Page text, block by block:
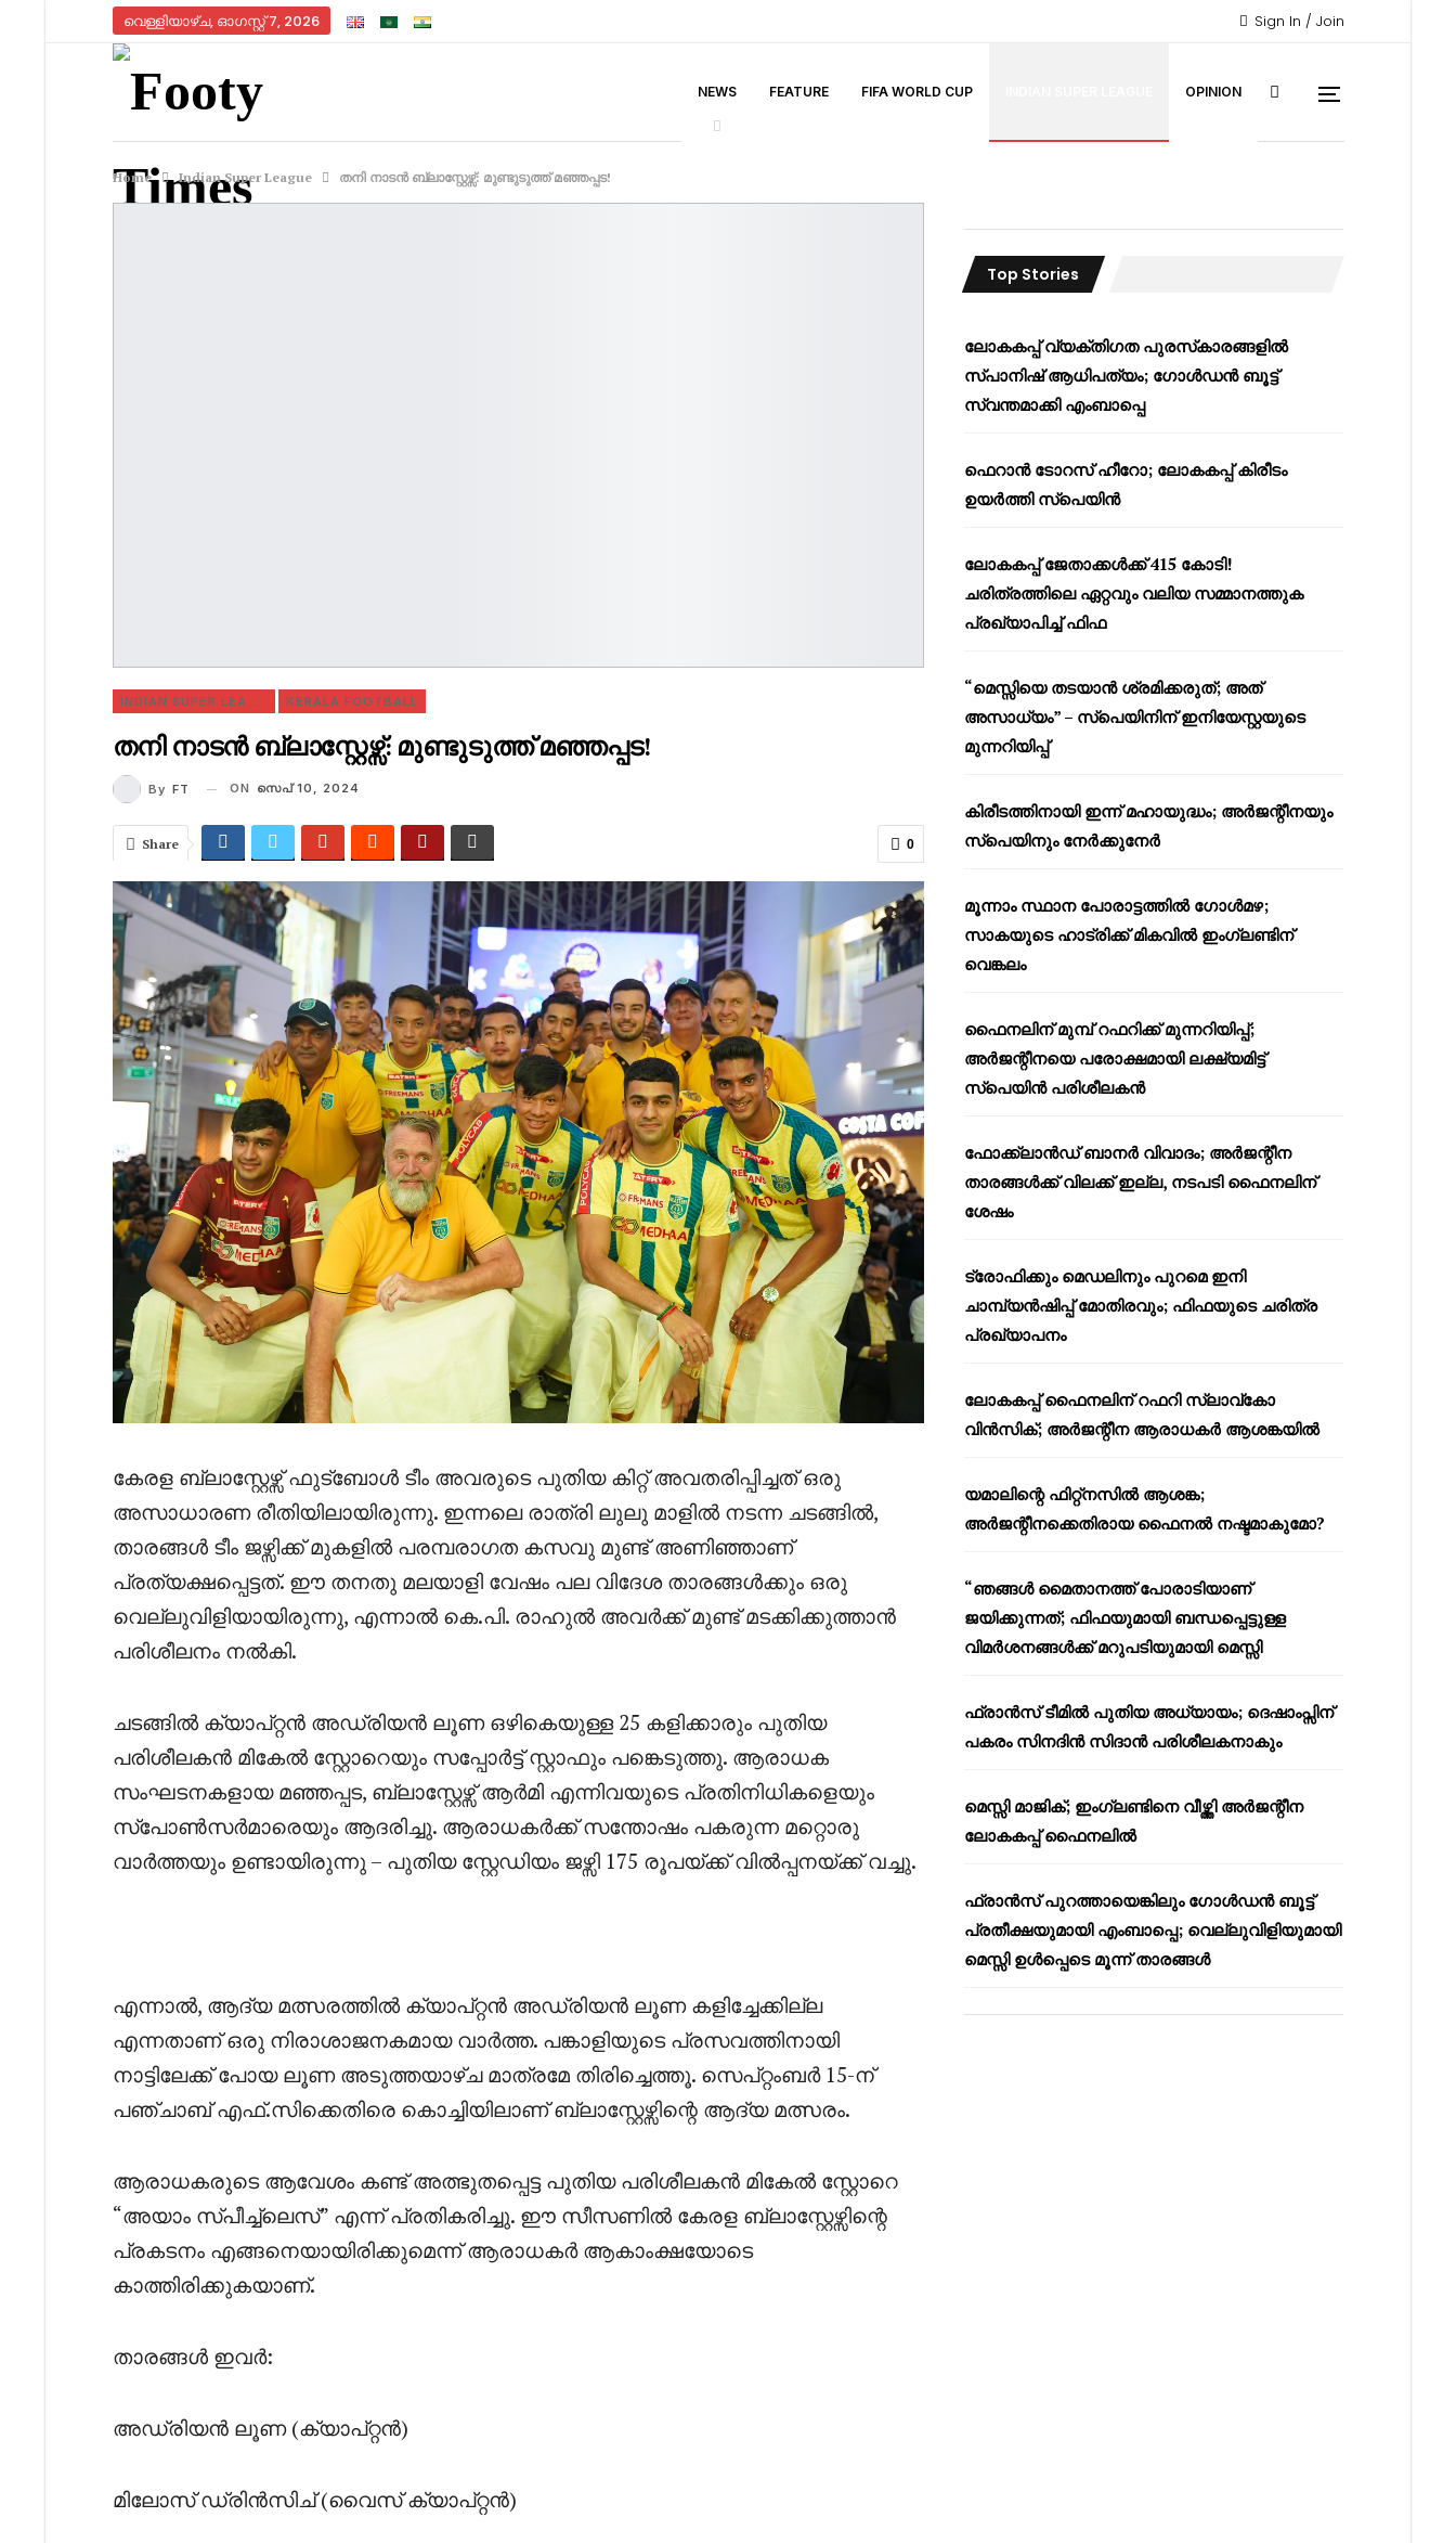
Sign In / Join
വെള്ളിയാഴ്‌ച, ഓഗസ്റ്റ്‌ 7, 2026
NEWS FEATURE FIFA WORLD CUP OPINION
Home Indian Super League തനി നാടൻ ബ്ലാസ്റ്റേഴ്സ്: മുണ്ടുടുത്ത് മഞ്ഞപ്പട!
INDIAN SUPER LEAGUE KERALA FOOTBALL
തനി നാടൻ ബ്ലാസ്റ്റേഴ്സ്: മുണ്ടുടുത്ത് മഞ്ഞപ്പട!
By FT ON സെപ് 10, 2024
0
Share
കേരള ബ്ലാസ്റ്റേഴ്സ് ഫുട്ബോൾ ടീം അവരുടെ പുതിയ കിറ്റ് അവതരിപ്പിച്ചത് ഒരു
അസാധാരണ രീതിയിലായിരുന്നു. ഇന്നലെ രാത്രി ലുലു മാളിൽ നടന്ന ചടങ്ങിൽ,
താരങ്ങൾ ടീം ജഴ്സിക്ക് മുകളിൽ പരമ്പരാഗത കസവു മുണ്ട് അണിഞ്ഞാണ്
പ്രത്യക്ഷപ്പെട്ടത്. ഈ തനതു മലയാളി വേഷം പല വിദേശ താരങ്ങൾക്കും ഒരു
വെല്ലുവിളിയായിരുന്നു, എന്നാൽ കെ.പി. രാഹുൽ അവർക്ക് മുണ്ട് മടക്കിക്കുത്താൻ
പരിശീലനം നൽകി.
ചടങ്ങിൽ ക്യാപ്റ്റൻ അഡ്രിയൻ ലൂണ ഒഴികെയുള്ള 25 കളിക്കാരും പുതിയ
പരിശീലകൻ മികേൽ സ്റ്റോറെയും സപ്പോർട്ട് സ്റ്റാഫും പങ്കെടുത്തു. ആരാധക
സംഘടനകളായ മഞ്ഞപ്പട, ബ്ലാസ്റ്റേഴ്സ് ആർമി എന്നിവയുടെ പ്രതിനിധികളെയും
സ്പോൺസർമാരെയും ആദരിച്ചു. ആരാധകർക്ക് സന്തോഷം പകരുന്ന മറ്റൊരു
വാർത്തയും ഉണ്ടായിരുന്നു – പുതിയ സ്റ്റേഡിയം ജഴ്സി 175 രൂപയ്ക്ക് വിൽപ്പനയ്ക്ക് വച്ചു.
എന്നാൽ, ആദ്യ മത്സരത്തിൽ ക്യാപ്റ്റൻ അഡ്രിയൻ ലൂണ കളിച്ചേക്കില്ല
എന്നതാണ് ഒരു നിരാശാജനകമായ വാർത്ത. പങ്കാളിയുടെ പ്രസവത്തിനായി
നാട്ടിലേക്ക് പോയ ലൂണ അടുത്തയാഴ്ച മാത്രമേ തിരിച്ചെത്തൂ. സെപ്റ്റംബർ 15-ന്
പഞ്ചാബ് എഫ്.സിക്കെതിരെ കൊച്ചിയിലാണ് ബ്ലാസ്റ്റേഴ്സിന്റെ ആദ്യ മത്സരം.
ആരാധകരുടെ ആവേശം കണ്ട് അത്ഭുതപ്പെട്ട പുതിയ പരിശീലകൻ മികേൽ സ്റ്റോറെ
“അയാം സ്പീച്ച്‌ലെസ്” എന്ന് പ്രതികരിച്ചു. ഈ സീസണിൽ കേരള ബ്ലാസ്റ്റേഴ്സിന്റെ
പ്രകടനം എങ്ങനെയായിരിക്കുമെന്ന് ആരാധകർ ആകാംക്ഷയോടെ
കാത്തിരിക്കുകയാണ്.
താരങ്ങൾ ഇവർ:
അഡ്രിയൻ ലൂണ (ക്യാപ്റ്റൻ)
മിലോസ് ഡ്രിൻസിച് (വൈസ് ക്യാപ്റ്റൻ)
Top Stories
ലോകകപ്പ് വ്യക്തിഗത പുരസ്‌കാരങ്ങളിൽ
സ്പാനിഷ് ആധിപത്യം; ഗോൾഡൻ ബൂട്ട്
സ്വന്തമാക്കി എംബാപ്പെ
ഫെറാൻ ടോറസ് ഹീറോ; ലോകകപ്പ് കിരീടം
ഉയർത്തി സ്പെയിൻ
ലോകകപ്പ് ജേതാക്കൾക്ക് 415 കോടി!
ചരിത്രത്തിലെ ഏറ്റവും വലിയ സമ്മാനത്തുക
പ്രഖ്യാപിച്ച് ഫിഫ
“മെസ്സിയെ തടയാൻ ശ്രമിക്കരുത്; അത്
അസാധ്യം” – സ്പെയിനിന് ഇനിയേസ്റ്റയുടെ
മുന്നറിയിപ്പ്
കിരീടത്തിനായി ഇന്ന് മഹായുദ്ധം; അർജന്റീനയും
സ്പെയിനും നേർക്കുനേർ
മൂന്നാം സ്ഥാന പോരാട്ടത്തിൽ ഗോൾമഴ;
സാകയുടെ ഹാട്രിക്ക് മികവിൽ ഇംഗ്ലണ്ടിന്
വെങ്കലം
ഫൈനലിന് മുമ്പ് റഫറിക്ക് മുന്നറിയിപ്പ്;
അർജന്റീനയെ പരോക്ഷമായി ലക്ഷ്യമിട്ട്
സ്പെയിൻ പരിശീലകൻ
ഫോക്ക്‌ലാൻഡ് ബാനർ വിവാദം; അർജന്റീന
താരങ്ങൾക്ക് വിലക്ക് ഇല്ല, നടപടി ഫൈനലിന്
ശേഷം
ട്രോഫിക്കും മെഡലിനും പുറമെ ഇനി
ചാമ്പ്യൻഷിപ്പ് മോതിരവും; ഫിഫയുടെ ചരിത്ര
പ്രഖ്യാപനം
ലോകകപ്പ് ഫൈനലിന് റഫറി സ്ലാവ്‌കോ
വിൻസിക്; അർജന്റീന ആരാധകർ ആശങ്കയിൽ
യമാലിന്റെ ഫിറ്റ്നസിൽ ആശങ്ക;
അർജന്റീനക്കെതിരായ ഫൈനൽ നഷ്ടമാകുമോ?
“ഞങ്ങൾ മൈതാനത്ത് പോരാടിയാണ്
ജയിക്കുന്നത്; ഫിഫയുമായി ബന്ധപ്പെട്ടുള്ള
വിമർശനങ്ങൾക്ക് മറുപടിയുമായി മെസ്സി
ഫ്രാൻസ് ടീമിൽ പുതിയ അധ്യായം; ദെഷാംപ്സിന്
പകരം സിനദിൻ സിദാൻ പരിശീലകനാകും
മെസ്സി മാജിക്; ഇംഗ്ലണ്ടിനെ വീഴ്ത്തി അർജന്റീന
ലോകകപ്പ് ഫൈനലിൽ
ഫ്രാൻസ് പുറത്തായെങ്കിലും ഗോൾഡൻ ബൂട്ട്
പ്രതീക്ഷയുമായി എംബാപ്പെ; വെല്ലുവിളിയുമായി
മെസ്സി ഉൾപ്പെടെ മൂന്ന് താരങ്ങൾ